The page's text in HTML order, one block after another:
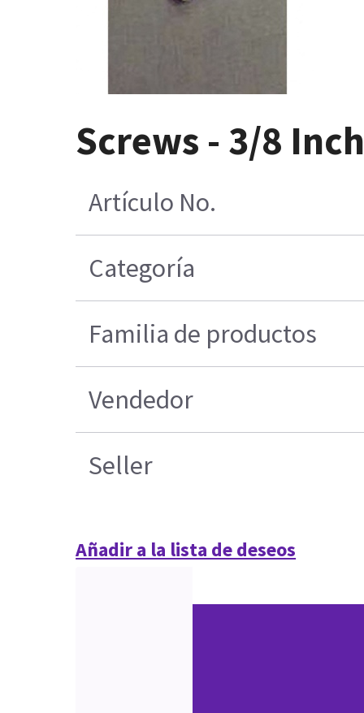
Screws - 3/8
Artículo No.
Categoría
Familia de productos
Vendedor
Seller
Añadir a la lista de deseos